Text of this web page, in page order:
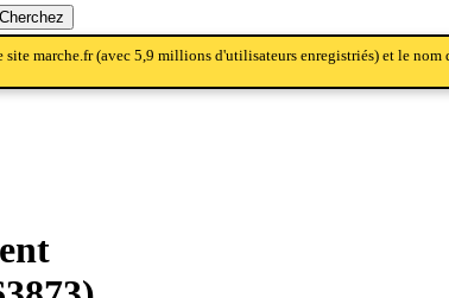
Cherchez
site marche.fr (avec 5,9 millions d'utilisateurs enregistriés) et le